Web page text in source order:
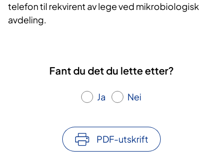
telefon til rekvirent av lege ved mikrobiologisk
avdeling.
Fant du det du lette etter?
Ja Nei
PDF-utskrift